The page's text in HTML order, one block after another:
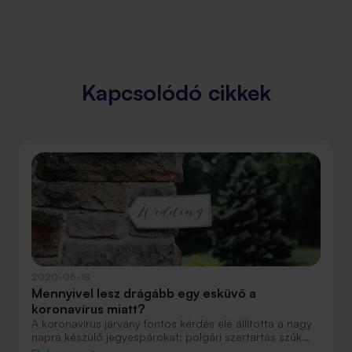
Kapcsolódó cikkek
Mennyivel lesz drágább egy esküvő a
koronavírus miatt?
A koronavírus járvány fontos kérdés elé állította a nagy
napra készülő jegyespárokat: polgári szertartás szűk